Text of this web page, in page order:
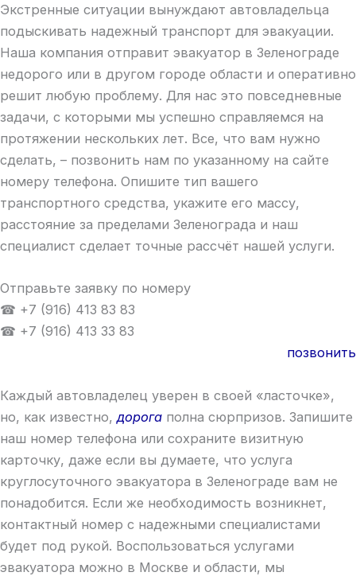
Экстренные ситуации вынуждают автовладельца
подыскивать надежный транспорт для эвакуации.
Наша компания отправит эвакуатор в Зеленограде
недорого или в другом городе области и оперативно
решит любую проблему. Для нас это повседневные
задачи, с которыми мы успешно справляемся на
протяжении нескольких лет. Все, что вам нужно
сделать, – позвонить нам по указанному на сайте
номеру телефона. Опишите тип вашего
транспортного средства, укажите его массу,
расстояние за пределами Зеленограда и наш
специалист сделает точные рассчёт нашей услуги.
Отправьте заявку по номеру
☎ +7 (916) 413 83 83
☎ +7 (916) 413 33 83
позвонить
Каждый автовладелец уверен в своей «ласточке»,
но, как известно, дорога полна сюрпризов. Запишите
наш номер телефона или сохраните визитную
карточку, даже если вы думаете, что услуга
круглосуточного эвакуатора в Зеленограде вам не
понадобится. Если же необходимость возникнет,
контактный номер с надежными специалистами
будет под рукой. Воспользоваться услугами
эвакуатора можно в Москве и области, мы